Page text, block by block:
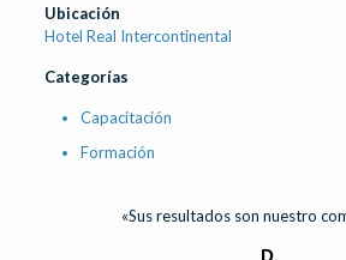
Ubicación
Hotel Real Intercontinental
Categorías
Capacitación
Formación
«Sus resultados son nuestro